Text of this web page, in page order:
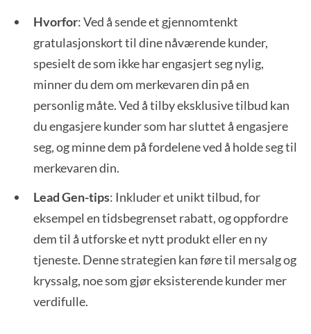
Hvorfor: Ved å sende et gjennomtenkt
gratulasjonskort til dine nåværende kunder,
spesielt de som ikke har engasjert seg nylig,
minner du dem om merkevaren din på en
personlig måte. Ved å tilby eksklusive tilbud kan
du engasjere kunder som har sluttet å engasjere
seg, og minne dem på fordelene ved å holde seg til
merkevaren din.
Lead Gen-tips: Inkluder et unikt tilbud, for
eksempel en tidsbegrenset rabatt, og oppfordre
dem til å utforske et nytt produkt eller en ny
tjeneste. Denne strategien kan føre til mersalg og
kryssalg, noe som gjør eksisterende kunder mer
verdifulle.